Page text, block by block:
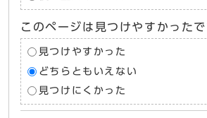
このページは見つけやすかったで
見つけやすかった
どちらともいえない
見つけにくかった